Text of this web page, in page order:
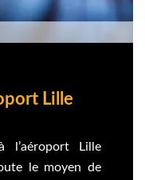
Lille
l’aéroport Lille
le moyen de